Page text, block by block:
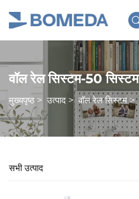
वॉल रेल सिस्टम-50 सिस्टम
मुख्यपृष्ठ > उत्पाद >वॉल रेल सिस्टम>
सभी उत्पाद